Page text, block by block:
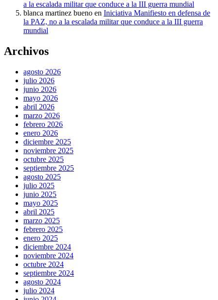
a la escalada militar que conduce a la III guerra mundial
blanca martinez bueno en Iniciativa Manifiesto en defensa de
la PAZ, no a la escalada militar que conduce a la III guerra
mundial
Archivos
agosto 2026
julio 2026
junio 2026
mayo 2026
abril 2026
marzo 2026
febrero 2026
enero 2026
diciembre 2025
noviembre 2025
octubre 2025
septiembre 2025
agosto 2025
julio 2025
junio 2025
mayo 2025
abril 2025
marzo 2025
febrero 2025
enero 2025
diciembre 2024
noviembre 2024
octubre 2024
septiembre 2024
agosto 2024
julio 2024